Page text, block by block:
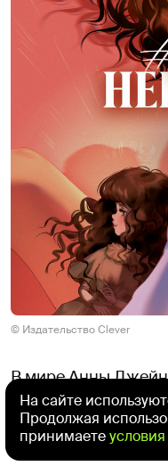
© Издательство Clever
В мире Анны
и магические
невеста»), и
например,
На сайте
Продолжая
принимаетеусловия